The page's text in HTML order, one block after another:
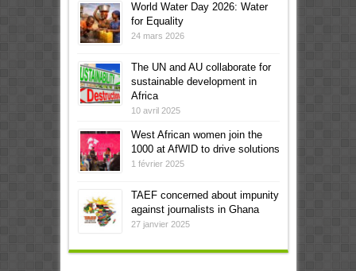
World Water Day 2026: Water
for Equality
24 mars 2026
The UN and AU collaborate for
sustainable development in
Africa
10 avril 2025
West African women join the
1000 at AfWID to drive solutions
1 février 2025
TAEF concerned about impunity
against journalists in Ghana
27 janvier 2025